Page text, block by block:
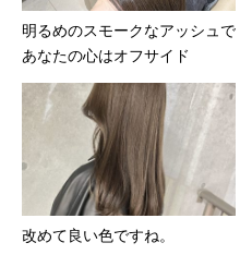
明るめのスモークなアッシュで
あなたの心はオフサイド
改めて良い色ですね。